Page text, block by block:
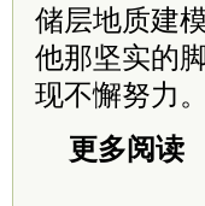
储层地质建
他那坚实的
现不懈努力
更多阅读